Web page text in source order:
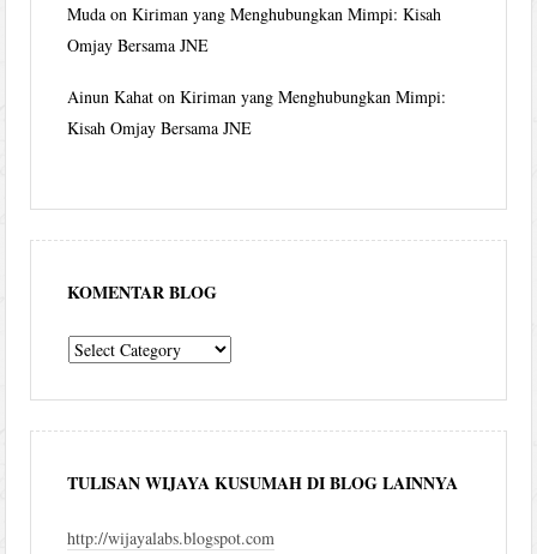
Muda onKiriman yang Menghubungkan Mimpi: Kisah
Omjay Bersama JNE
Ainun Kahat onKiriman yang Menghubungkan Mimpi:
Kisah Omjay Bersama JNE
KOMENTAR BLOG
komentar
TULISAN WIJAYA KUSUMAH DI BLOG LAINNYA
http://wijayalabs.blogspot.com